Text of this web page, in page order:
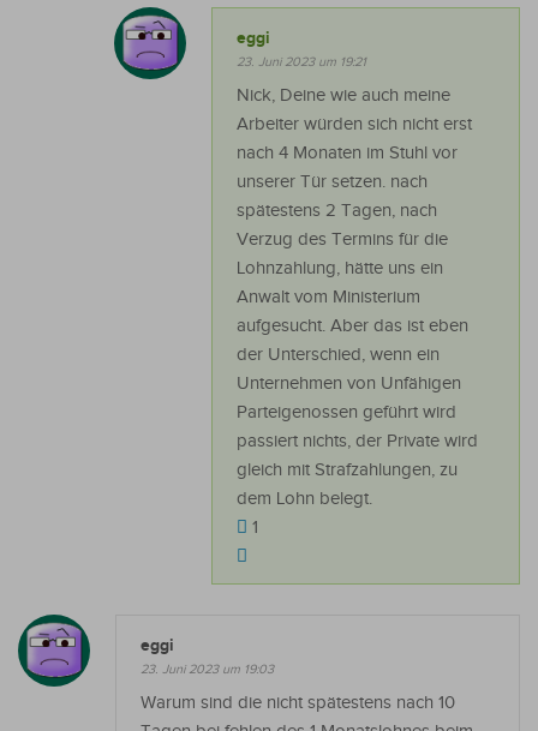
eggi
23. Juni 2023 um 19:21
Nick, Deine wie auch meine
Arbeiter würden sich nicht erst
nach 4 Monaten im Stuhl vor
unserer Tür setzen. nach
spätestens 2 Tagen, nach
Verzug des Termins für die
Lohnzahlung, hätte uns ein
Anwalt vom Ministerium
aufgesucht. Aber das ist eben
der Unterschied, wenn ein
Unternehmen von Unfähigen
Parteigenossen geführt wird
passiert nichts, der Private wird
gleich mit Strafzahlungen, zu
dem Lohn belegt.
1
eggi
23. Juni 2023 um 19:03
Warum sind die nicht spätestens nach 10